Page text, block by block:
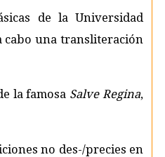
de la Universidad
cabo una transliteración
la famosa Salve Regina,
no des-/precies en